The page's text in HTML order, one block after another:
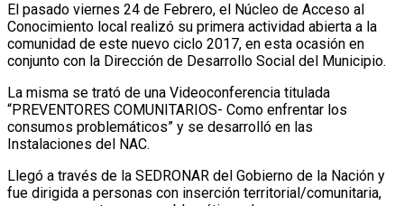
El pasado viernes 24 de Febrero, el Núcleo de Acceso al
Conocimiento local realizó su primera actividad abierta a la
comunidad de este nuevo ciclo 2017, en esta ocasión en
conjunto con la Dirección de Desarrollo Social del Municipio.
La misma se trató de una Videoconferencia titulada
“PREVENTORES COMUNITARIOS- Como enfrentar los
consumos problemáticos” y se desarrolló en las
Instalaciones del NAC.
Llegó a través de la SEDRONAR del Gobierno de la Nación y
fue dirigida a personas con inserción territorial/comunitaria,